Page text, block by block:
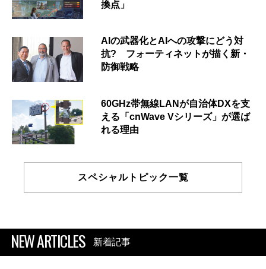
換点」
AIの武器化とAIへの攻撃にどう対
抗? フォーティネットが描く新・
防御戦略
60GHz帯無線LANが自治体DXを支
える「cnWave Vシリーズ」が選ば
れる理由
スペシャルトピック一覧
NEW ARTICLES 新着記事